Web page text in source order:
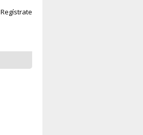
Regístrate